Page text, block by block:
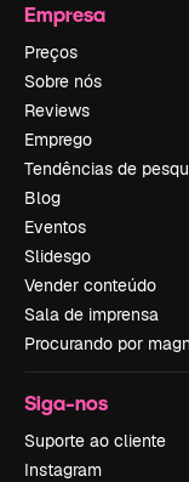
Empresa
Preços
Sobre nós
Reviews
Emprego
Tendências de
Blog
Eventos
Slidesgo
Vender conteúdo
Sala de imprensa
Procurando por
Siga-nos
Suporte ao cliente
Instagram